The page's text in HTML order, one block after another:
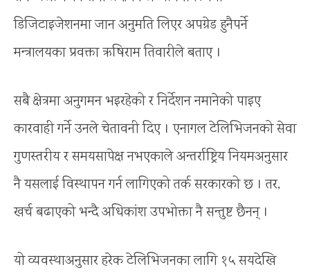
डिजिटाइजेशनमा जान अनुमति लिएर अपग्रेड हुनैपर्ने
मन्त्रालयका प्रवक्ता ऋषिराम तिवारीले बताए ।
सबै क्षेत्रमा अनुगमन भइरहेको र निर्देशन नमानेको पाइए
कारवाही गर्ने उनले चेतावनी दिए । एनागल टेलिभिजनको सेवा
गुणस्तरीय र समयसापेक्ष नभएकाले अन्तर्राष्ट्रिय नियमअनुसार
नै यसलाई विस्थापन गर्न लागिएको तर्क सरकारको छ । तर,
खर्च बढाएको भन्दै अधिकांश उपभोक्ता नै सन्तुष्ट छैनन् ।
यो व्यवस्थाअनुसार हरेक टेलिभिजनका लागि १५ सयदेखि